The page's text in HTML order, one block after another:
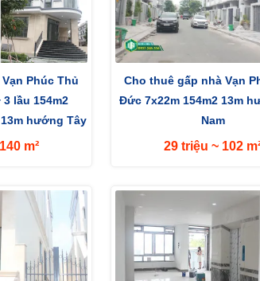
Phúc Thủ
lầu 154m2
hướng Tây
m²
Cho thuê gấp nhà Vạn
Đức 7x22m 154m2 13m
Nam
29 triệu ~ 102